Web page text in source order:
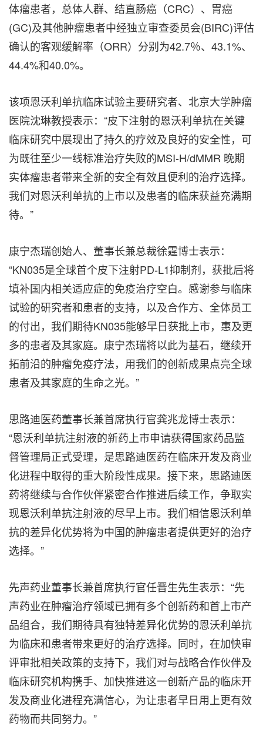
体瘤患者，总体人群、结直肠癌（CRC）、胃癌
(GC)及其他肿瘤患者中经独立审查委员会(BIRC)评估
确认的客观缓解率（ORR）分别为42.7％、43.1%、
44.4%和40.0%。
该项恩沃利单抗临床试验主要研究者、北京大学肿瘤
医院沈琳教授表示：“皮下注射的恩沃利单抗在关键
临床研究中展现出了持久的疗效及良好的安全性，可
为既往至少一线标准治疗失败的MSI-H/dMMR 晚期
实体瘤患者带来全新的安全有效且便利的治疗选择。
我们对恩沃利单抗的上市以及患者的临床获益充满期
待。”
康宁杰瑞创始人、董事长兼总裁徐霆博士表示：
“KN035是全球首个皮下注射PD-L1抑制剂，获批后将
填补国内相关适应症的免疫治疗空白。感谢参与临床
试验的研究者和患者的支持，以及合作方、全体员工
的付出，我们期待KN035能够早日获批上市，惠及更
多的患者及其家庭。康宁杰瑞将以此为基石，继续开
拓前沿的肿瘤免疫疗法，用我们的创新成果点亮全球
患者及其家庭的生命之光。”
思路迪医药董事长兼首席执行官龚兆龙博士表示：
“恩沃利单抗注射液的新药上市申请获得国家药品监
督管理局正式受理，是思路迪医药在临床开发及商业
化进程中取得的重大阶段性成果。接下来，思路迪医
药将继续与合作伙伴紧密合作推进后续工作，争取实
现恩沃利单抗注射液的尽早上市。我们相信恩沃利单
抗的差异化优势将为中国的肿瘤患者提供更好的治疗
选择。”
先声药业董事长兼首席执行官任晋生先生表示：“先
声药业在肿瘤治疗领域已拥有多个创新药和首上市产
品组合，我们期待具有独特差异化优势的恩沃利单抗
为临床和患者带来更好的治疗选择。同时，在加快审
评审批相关政策的支持下，我们对与战略合作伙伴及
临床研究机构携手、加快推进这一创新产品的临床开
发及商业化进程充满信心，为让患者早日用上更有效
药物而共同努力。”